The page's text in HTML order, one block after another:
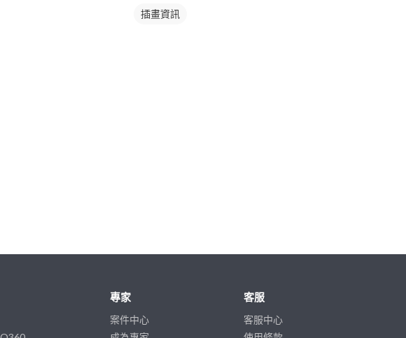
插畫資訊
專家
案件中心
客服
客服中心